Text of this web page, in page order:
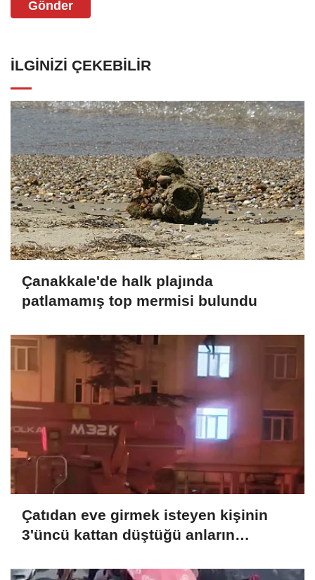
Gönder
İLGINIZI ÇEKEBILIR
Çanakkale'de halk plajında
patlamamış top mermisi bulundu
Çatıdan eve girmek isteyen kişinin
3'üncü kattan düştüğü anların